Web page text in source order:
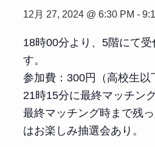
12月 27, 2024 @ 6:30 PM -
18時00分より、5階にて受
す。
参加費：300円（高校生以
21時15分に最終マッチン
最終マッチング時まで残
はお楽しみ抽選会あり。